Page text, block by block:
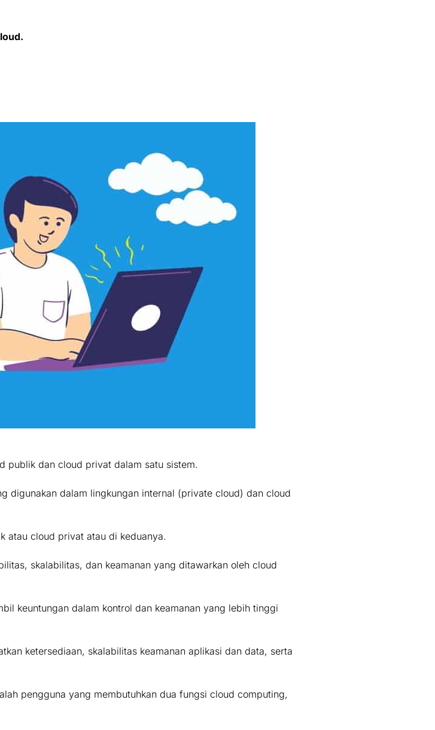
publik dan cloud privat dalam satu sistem.
digunakan dalam lingkungan internal (private cloud) dan cloud
atau cloud privat atau di keduanya.
skalabilitas, dan keamanan yang ditawarkan oleh cloud
keuntungan dalam kontrol dan keamanan yang lebih tinggi
ketersediaan, skalabilitas keamanan aplikasi dan data, serta
pengguna yang membutuhkan dua fungsi cloud computing,